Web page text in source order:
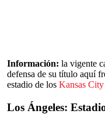
Información: la vigente
defensa de su título aquí
estadio de los Kansas City
Los Ángeles: